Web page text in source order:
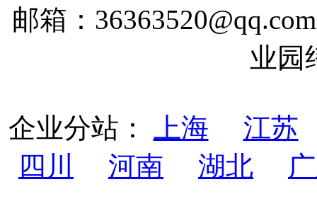
邮箱：
业园
企业分站： 上海
江苏
四川
河南 湖北